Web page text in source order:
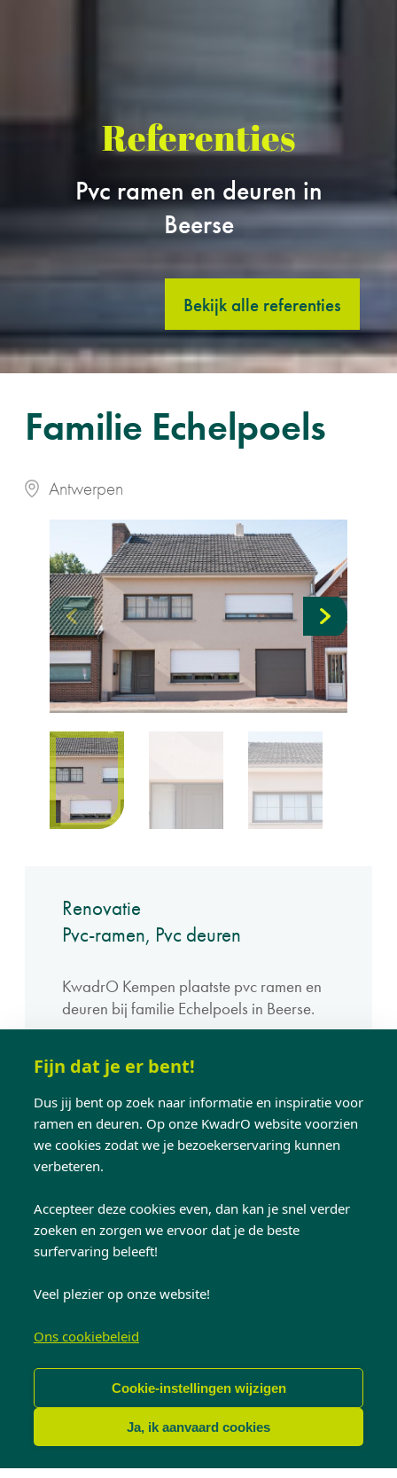
Fijn dat je er bent!
Dus jij bent op zoek naar informatie en inspiratie voor
ramen en deuren. Op onze KwadrO website voorzien
we cookies zodat we je bezoekerservaring kunnen
verbeteren.
Accepteer deze cookies even, dan kan je snel verder
zoeken en zorgen we ervoor dat je de beste
surfervaring beleeft!
Veel plezier op onze website!
Ons cookiebeleid
Cookie-instellingen wijzigen
Ja, ik aanvaard cookies
Referenties
Pvc ramen en deuren in
Beerse
Bekijk alle referenties
Familie Echelpoels
Antwerpen
Renovatie
Pvc-ramen, Pvc deuren
KwadrO Kempen plaatste pvc ramen en
deuren bij familie Echelpoels in Beerse.
Ontdek meer van
dezelfde stijl